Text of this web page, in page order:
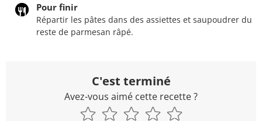
Pour finir
Répartir les pâtes dans des assiettes et saupoudrer du
reste de parmesan râpé.
C'est terminé
Avez-vous aimé cette recette ?